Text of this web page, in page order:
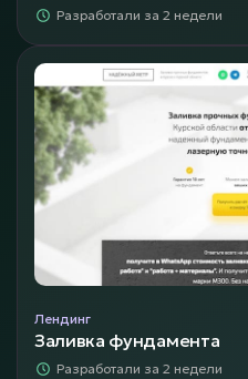
Разработали за 2 недели
Лендинг
Заливка фундамента
Разработали за 2 недели